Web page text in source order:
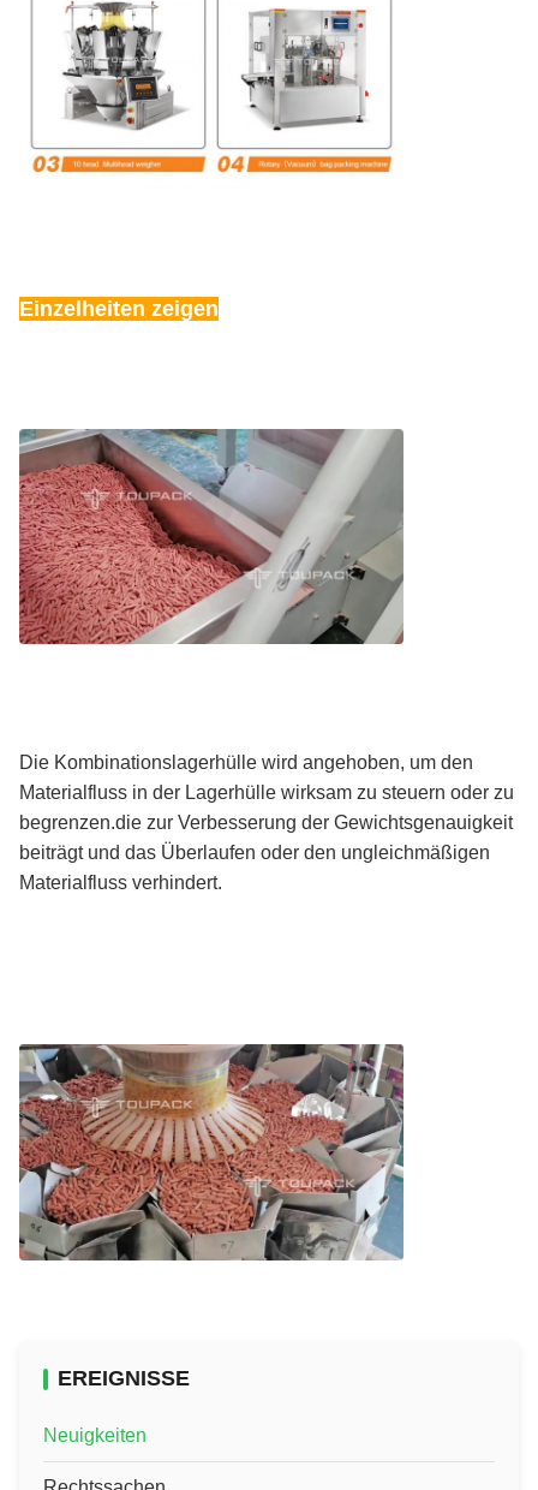
Einzelheiten zeigen
Die Kombinationslagerhülle wird angehoben, um den
Materialfluss in der Lagerhülle wirksam zu steuern oder zu
begrenzen.die zur Verbesserung der Gewichtsgenauigkeit
beiträgt und das Überlaufen oder den ungleichmäßigen
Materialfluss verhindert.
EREIGNISSE
Neuigkeiten